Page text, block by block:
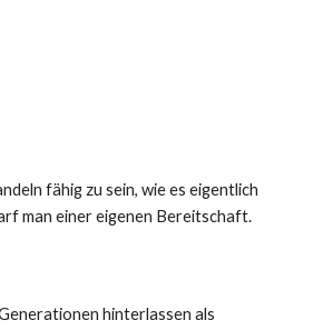
fähig zu sein, wie es eigentlich
man einer eigenen Bereitschaft.
hinterlassen als